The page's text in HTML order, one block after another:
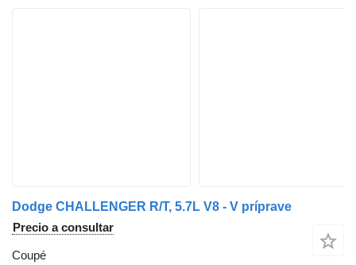
Dodge CHALLENGER R/T, 5.7L V8 - V príprave
Precio a consultar
Coupé